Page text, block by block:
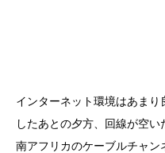
インターネット環境はあま
したあとの夕方、回線が空い
南アフリカのケーブルチャ